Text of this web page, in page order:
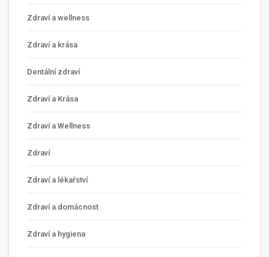
Zdraví a wellness
Zdraví a krása
Dentální zdraví
Zdraví a Krása
Zdraví a Wellness
Zdraví
Zdraví a lékařství
Zdraví a domácnost
Zdraví a hygiena